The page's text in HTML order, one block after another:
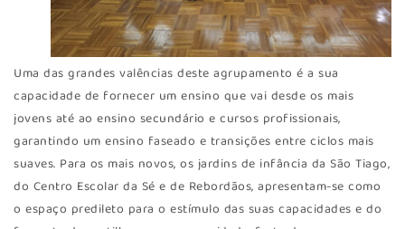
Uma das grandes valências deste agrupamento é a sua
capacidade de fornecer um ensino que vai desde os mais
jovens até ao ensino secundário e cursos profissionais,
garantindo um ensino faseado e transições entre ciclos mais
suaves. Para os mais novos, os jardins de infância da São Tiago,
do Centro Escolar da Sé e de Rebordãos, apresentam-se como
o espaço predileto para o estímulo das suas capacidades e do